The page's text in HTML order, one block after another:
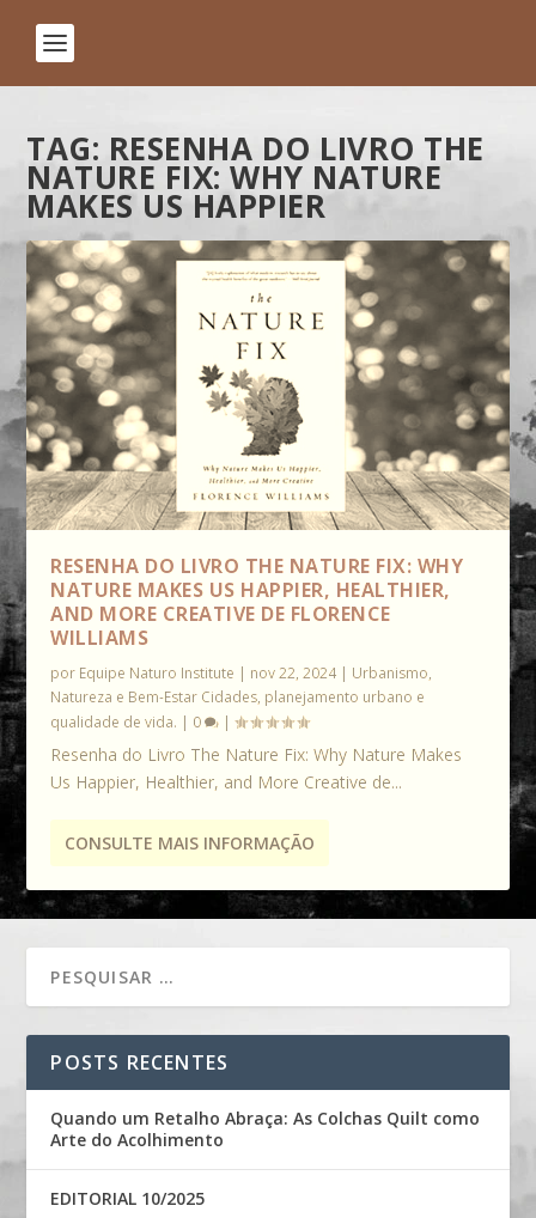
TAG: RESENHA DO LIVRO THE
NATURE FIX: WHY NATURE
MAKES US HAPPIER
RESENHA DO LIVRO THE NATURE FIX: WHY
NATURE MAKES US HAPPIER, HEALTHIER,
AND MORE CREATIVE DE FLORENCE
WILLIAMS
por Equipe Naturo Institute | nov 22, 2024| Urbanismo,
Natureza e Bem-Estar Cidades, planejamento urbano e
qualidade de vida. | 0 |
Resenha do Livro The Nature Fix: Why Nature Makes
Us Happier, Healthier, and More Creative de...
CONSULTE MAIS INFORMAÇÃO
POSTS RECENTES
Quando um Retalho Abraça: As Colchas Quilt como
Arte do Acolhimento
EDITORIAL 10/2025